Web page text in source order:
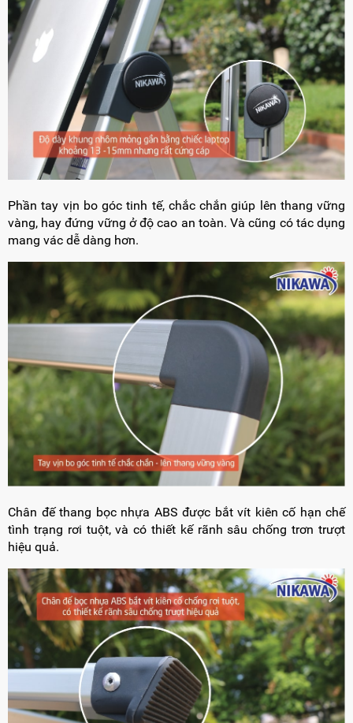
Phần tay vịn bo góc tinh tế, chắc chắn giúp lên thang vững
vàng, hay đứng vững ở độ cao an toàn. Và cũng có tác dụng
mang vác dễ dàng hơn.
Chân đế thang bọc nhựa ABS được bắt vít kiên cố hạn chế
tình trạng rơi tuột, và có thiết kế rãnh sâu chống trơn trượt
hiệu quả.